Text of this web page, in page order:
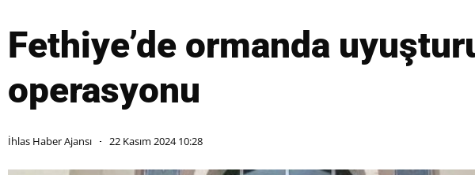
Fethiye’de ormanda
operasyonu
İhlas Haber Ajansı 22 Kasım 2024 10:28